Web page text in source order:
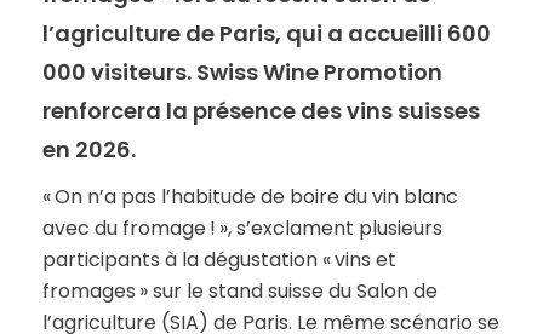
l’agriculture de Paris, qui a accueilli 600
000 visiteurs. Swiss Wine Promotion
renforcera la présence des vins suisses
en 2026.
« On n’a pas l’habitude de boire du vin blanc
avec du fromage ! », s’exclament plusieurs
participants à la dégustation « vins et
fromages » sur le stand suisse du Salon de
l’agriculture (SIA) de Paris. Le même scénario se